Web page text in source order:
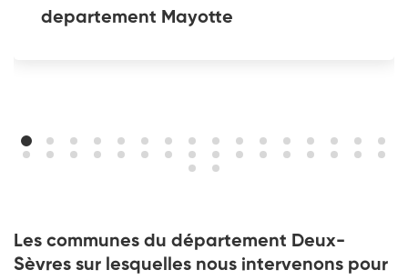
departement Mayotte
Les communes du département Deux-
Sèvres sur lesquelles nous intervenons pour